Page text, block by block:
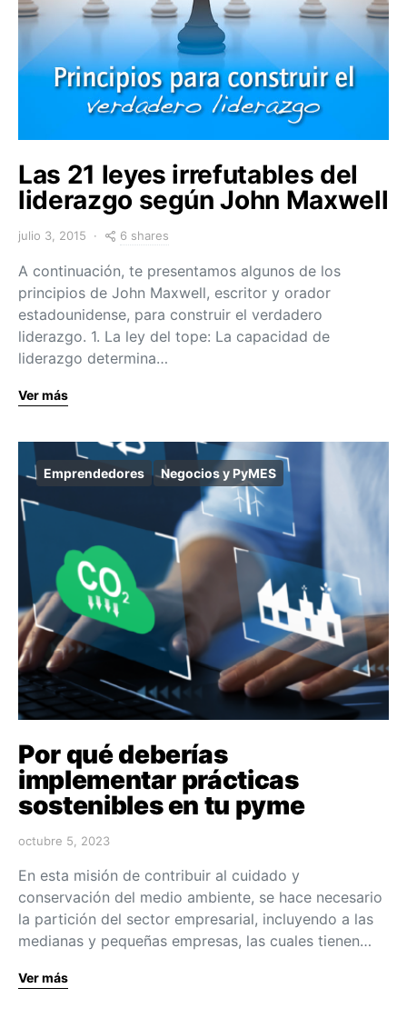
Las 21 leyes irrefutables del
liderazgo según John Maxwell
julio 3, 2015 6 shares
A continuación, te presentamos algunos de los
principios de John Maxwell, escritor y orador
estadounidense, para construir el verdadero
liderazgo. 1. La ley del tope: La capacidad de
liderazgo determina…
Ver más
Emprendedores Negocios y PyMES
Por qué deberías
implementar prácticas
sostenibles en tu pyme
octubre 5, 2023
En esta misión de contribuir al cuidado y
conservación del medio ambiente, se hace necesario
la partición del sector empresarial, incluyendo a las
medianas y pequeñas empresas, las cuales tienen…
Ver más